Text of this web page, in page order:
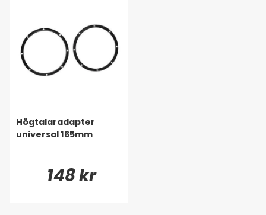
Högtalaradapter
universal 165mm
148 kr